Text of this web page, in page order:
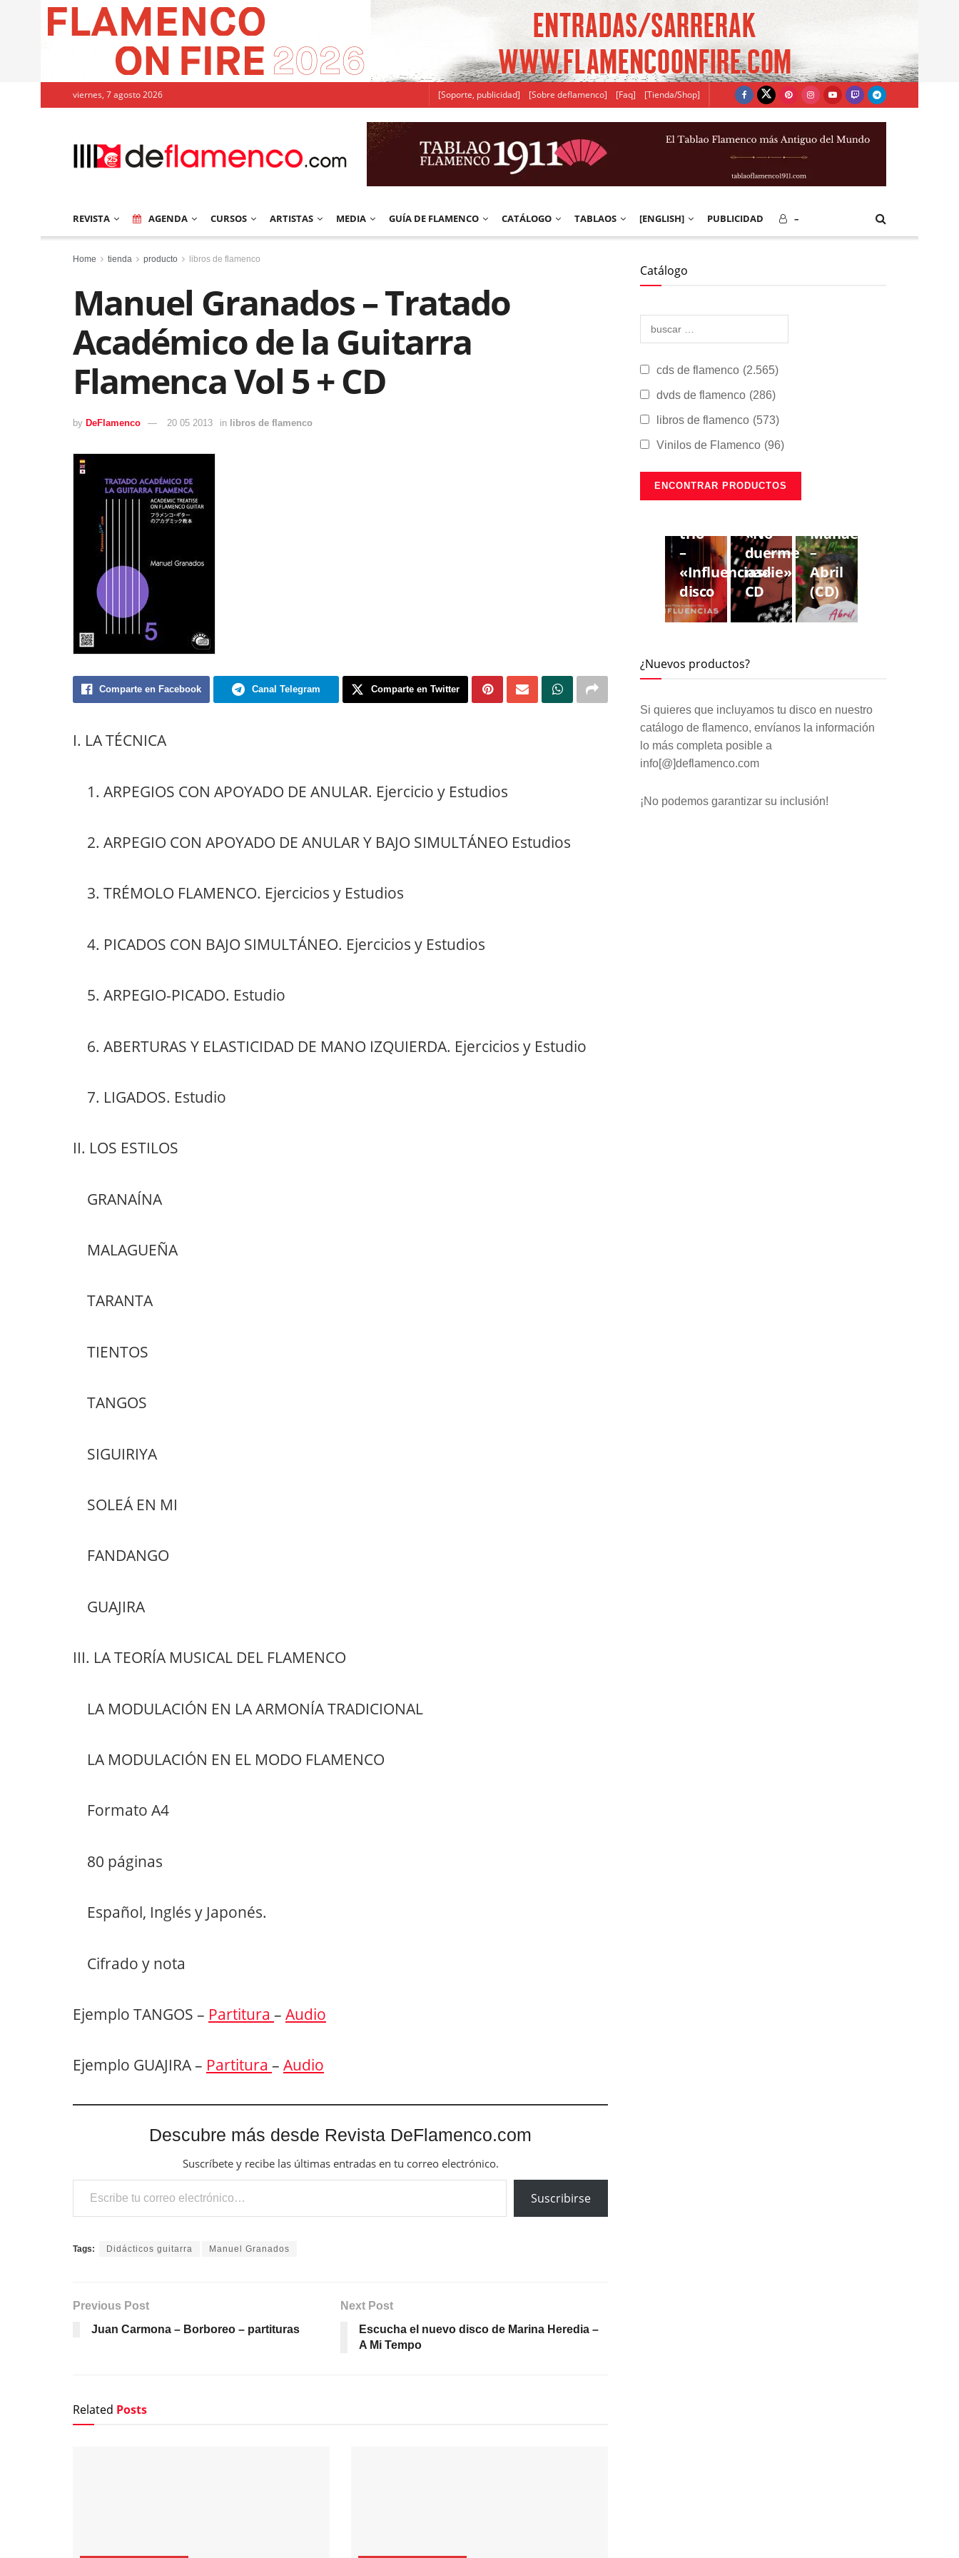
viernes, 7 agosto 2026 [Soporte, publicidad] [Sobre deflamenco] [Faq] [Tienda/Shop]
REVISTA AGENDA CURSOS ARTISTAS MEDIA GUÍA DE FLAMENCO CATÁLOGO TABLAOS [ENGLISH] PUBLICIDAD –
Home tienda producto libros de flamenco
Manuel Granados – Tratado
Académico de la Guitarra
Flamenca Vol 5 + CD
by DeFlamenco 20 05 2013 in libros de flamenco
Comparte en Facebook Canal Telegram Comparte en Twitter
I. LA TÉCNICA
1. ARPEGIOS CON APOYADO DE ANULAR. Ejercicio y Estudios
2. ARPEGIO CON APOYADO DE ANULAR Y BAJO SIMULTÁNEO Estudios
3. TRÉMOLO FLAMENCO. Ejercicios y Estudios
4. PICADOS CON BAJO SIMULTÁNEO. Ejercicios y Estudios
5. ARPEGIO-PICADO. Estudio
6. ABERTURAS Y ELASTICIDAD DE MANO IZQUIERDA. Ejercicios y Estudio
7. LIGADOS. Estudio
II. LOS ESTILOS
GRANAÍNA
MALAGUEÑA
TARANTA
TIENTOS
TANGOS
SIGUIRIYA
SOLEÁ EN MI
FANDANGO
GUAJIRA
III. LA TEORÍA MUSICAL DEL FLAMENCO
LA MODULACIÓN EN LA ARMONÍA TRADICIONAL
LA MODULACIÓN EN EL MODO FLAMENCO
Formato A4
80 páginas
Español, Inglés y Japonés.
Cifrado y nota
Ejemplo TANGOS – Partitura – Audio
Ejemplo GUAJIRA – Partitura – Audio
Descubre más desde Revista DeFlamenco.com
Suscríbete y recibe las últimas entradas en tu correo electrónico.
Escribe tu correo electrónico…
Suscribirse
Tags: Didácticos guitarra Manuel Granados
Previous Post
Juan Carmona – Borboreo – partituras
Next Post
Escucha el nuevo disco de Marina Heredia –
A Mi Tempo
Related Posts
Catálogo
cds de flamenco (2.565)
dvds de flamenco (286)
libros de flamenco (573)
Vinilos de Flamenco (96)
FLAMENCO
Lorenzo
trío
–
«Influencias»
disco
FLAMENCO
Gregorio
«No
duerme
nadie»
CD
Manuela
–
Abril
(CD)
¿Nuevos productos?
Si quieres que incluyamos tu disco en nuestro
catálogo de flamenco, envíanos la información
lo más completa posible a
info[@]deflamenco.com
¡No podemos garantizar su inclusión!